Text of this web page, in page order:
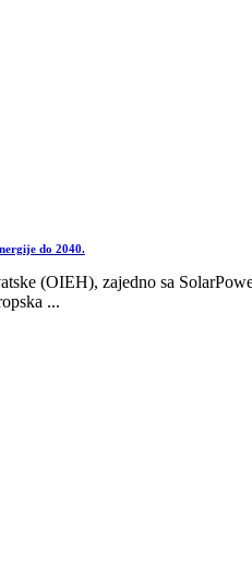
do 2040.
(OIEH), zajedno sa
...